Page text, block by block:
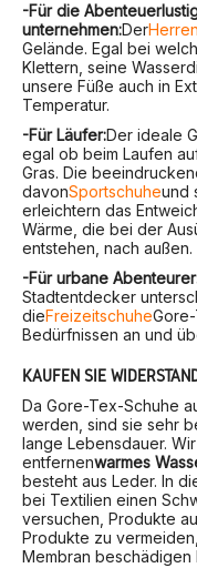
-Für die
unternehmen:Der
Gelände. Egal bei
Klettern, seine
unsere Füße auch in
Temperatur.
-Für Läufer:Der ideale
egal ob beim Laufen
Gras. Die
davonSportschuheund
erleichtern das
Wärme, die bei der
entstehen, nach außen.
-Für urbane
Stadtentdecker
dieFreizeitschuhe
Bedürfnissen an und
KAUFEN SIE
Da Gore-Tex-Schuhe
werden, sind sie sehr
lange Lebensdauer.
entfernenwarmes
besteht aus Leder. In
bei Textilien einen
versuchen, Produkte
Produkte zu
Membran beschädigen